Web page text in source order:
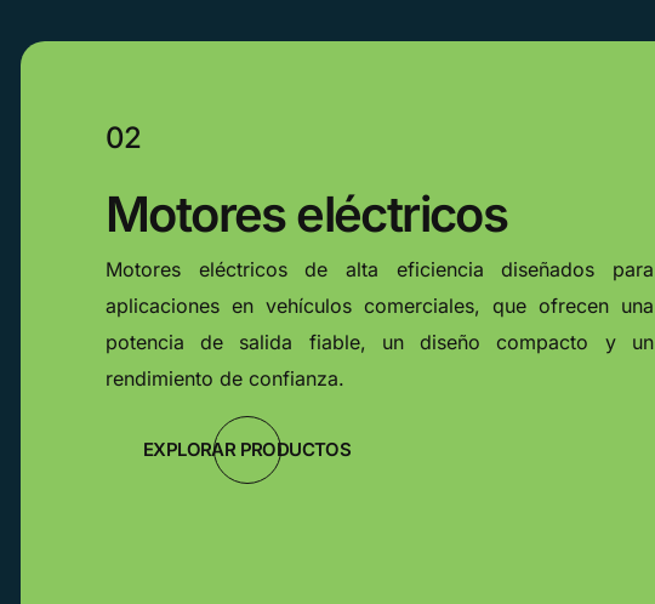
02
Motores eléctricos
Motores eléctricos de alta eficiencia diseñados para
aplicaciones en vehículos comerciales, que ofrecen una
potencia de salida fiable, un diseño compacto y un
rendimiento de confianza.
EXPLORAR PRODUCTOS